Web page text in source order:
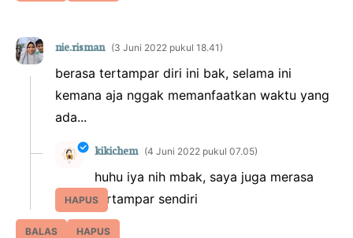
nie.risman 3 Juni 2022 pukul 18.41
berasa tertampar diri ini bak, selama ini
kemana aja nggak memanfaatkan waktu yang
ada...
BALAS HAPUS
kikichem 4 Juni 2022 pukul 07.05
huhu iya nih mbak, saya juga merasa
tertampar sendiri
HAPUS